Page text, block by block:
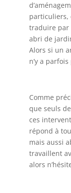
particuliers,
traduire par
abri de
Alors si un
n’y a
Comme
que seuls
ces
répond à
mais aussi
travaillent
alors